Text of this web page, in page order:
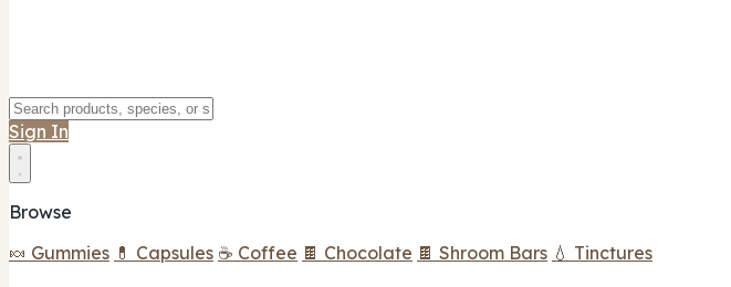
Sign In
Browse
🍬 Gummies 💊 Capsules ☕ Coffee 🍫 Chocolate 🍫 Shroom Bars 💧 Tinctures